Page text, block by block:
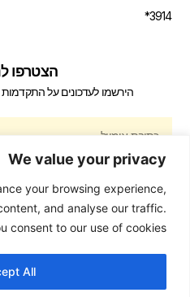
We value your privacy
your browsing experience,
and analyse our traffic.
consent to our use of cookies.
All
3914*
הצטרפו
הירשמו לעדכונים על